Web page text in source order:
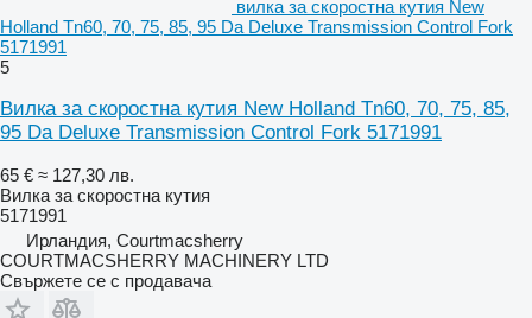
вилка за скоростна кутия New
Holland Tn60, 70, 75, 85, 95 Da Deluxe Transmission Control Fork
5171991
5
Вилка за скоростна кутия New Holland Tn60, 70, 75, 85,
95 Da Deluxe Transmission Control Fork 5171991
65 € ≈ 127,30 лв.
Вилка за скоростна кутия
5171991
Ирландия, Courtmacsherry
COURTMACSHERRY MACHINERY LTD
Свържете се с продавача